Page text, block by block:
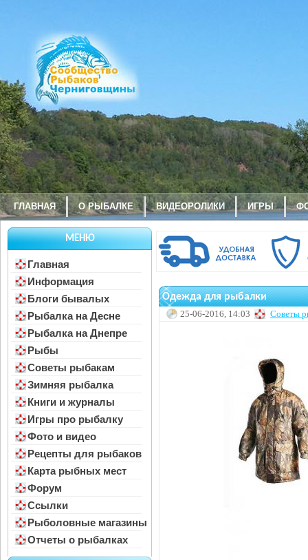
ГЛАВНАЯ О РЫБАЛКЕ ВИДЕОРОЛИКИ ИГРЫ
МЕНЮ
Главная
Информация
Блоги бывалых
Рыбалка на Десне
Рыбалка на Днепре
Рыбы
Советы рыбакам
Зимняя рыбалка
Книги и журналы
Игры про рыбалку
Фото и видео
Рецепты для рыбаков
Карта рыбных мест
Форум
Ссылки
Рыболовные магазины
Отчеты о рыбалках
Одежда для рыбалки
25-06-2016, 14:03 Советы